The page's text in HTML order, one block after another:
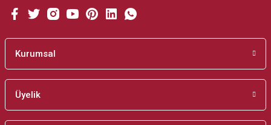
Bu ürüne benzer farklı alternatifler olmalı.
Kurumsal
Üyelik